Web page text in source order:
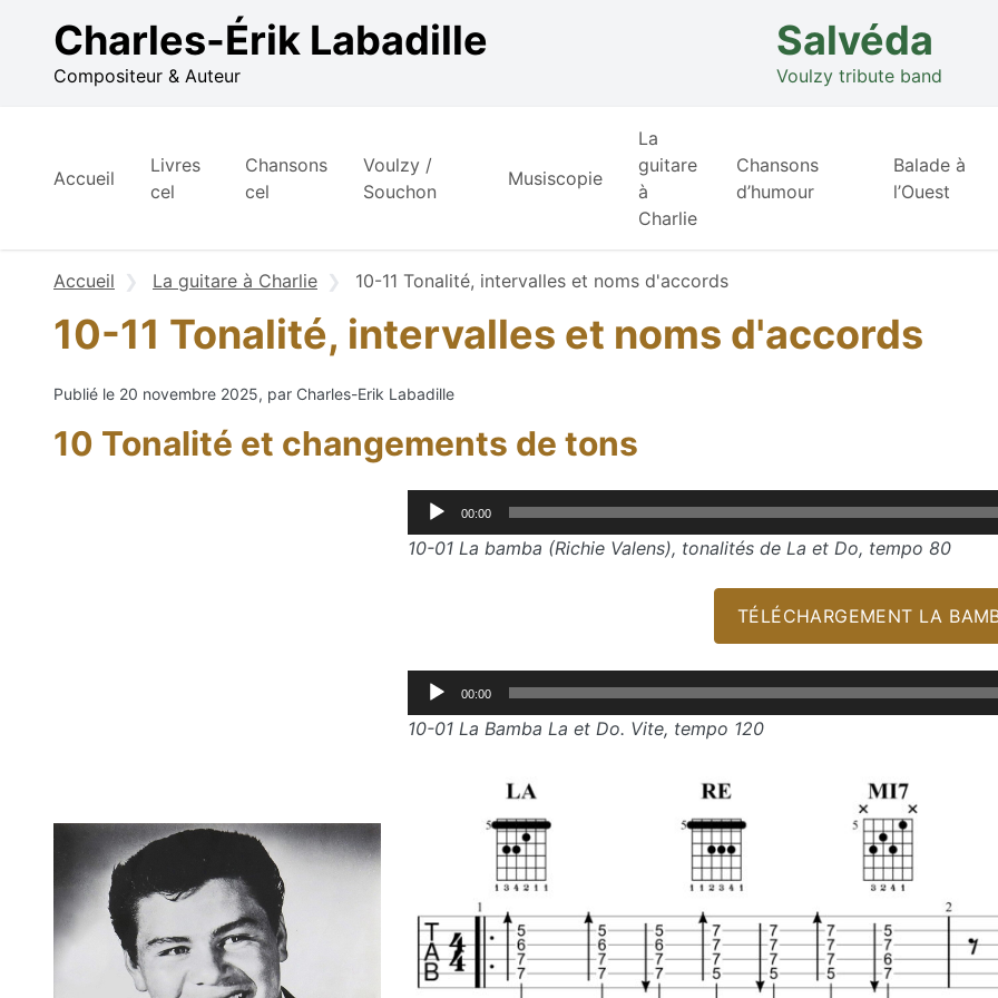
Charles-Érik Labadille
Compositeur & Auteur
Salvéda
Voulzy tribute band
Accueil
Livres
cel
Chansons
cel
Voulzy /
Souchon
Musiscopie
La
guitare
à
Charlie
Chansons
d’humour
Balade à
l’Ouest
Accueil La guitare à Charlie 10-11 Tonalité, intervalles et noms d'accords
10-11 Tonalité, intervalles et noms d'accords
Publié le 20 novembre 2025, par Charles-Erik Labadille
10 Tonalité et changements de tons
Lecteur
audio
00:00
10-01 La bamba (Richie Valens), tonalités de La et Do, tempo 80
TÉLÉCHARGEMENT LA
Lecteur
audio
00:00
10-01 La Bamba La et Do. Vite, tempo 120